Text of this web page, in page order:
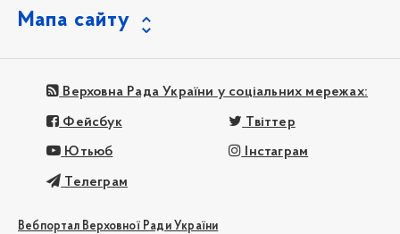
Мапа сайту
Верховна Рада України у соціальних мережах:
Фейсбук Твіттер
Ютьюб Інстаграм
Телеграм
Вебпортал Верховної Ради України